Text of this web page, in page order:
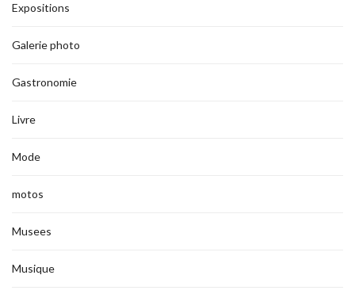
Expositions
Galerie photo
Gastronomie
Livre
Mode
motos
Musees
Musique